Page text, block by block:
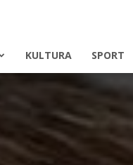
KULTURA SPORT